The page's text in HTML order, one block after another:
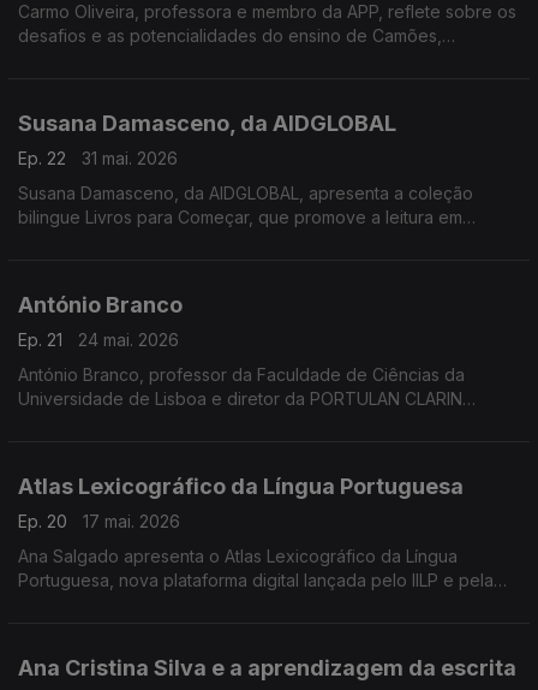
Carmo Oliveira, professora e membro da APP, reflete sobre os
desafios e as potencialidades do ensino de Camões,
Susana Damasceno, da AIDGLOBAL
Ep. 22
31 mai. 2026
Susana Damasceno, da AIDGLOBAL, apresenta a coleção
bilingue Livros para Começar, que promove a leitura em
António Branco
Ep. 21
24 mai. 2026
António Branco, professor da Faculdade de Ciências da
Universidade de Lisboa e diretor da PORTULAN CLARIN
Atlas Lexicográfico da Língua Portuguesa
Ep. 20
17 mai. 2026
Ana Salgado apresenta o Atlas Lexicográfico da Língua
Portuguesa, nova plataforma digital lançada pelo IILP e pela
Ana Cristina Silva e a aprendizagem da escrita